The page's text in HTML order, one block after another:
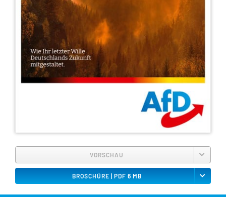
VORSCHAU
BROSCHÜRE | PDF 6 MB